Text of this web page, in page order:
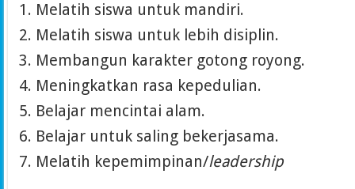
Melatih siswa untuk mandiri.
Melatih siswa untuk lebih disiplin.
Membangun karakter gotong royong.
Meningkatkan rasa kepedulian.
Belajar mencintai alam.
Belajar untuk saling bekerjasama.
Melatih kepemimpinan/leadership